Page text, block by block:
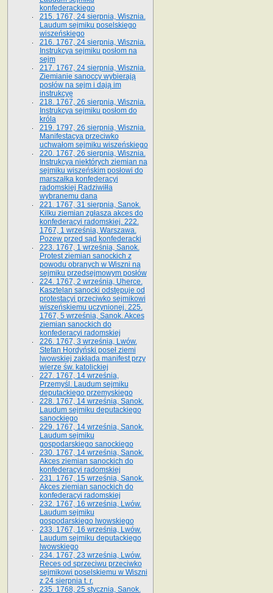
konfederackiego
215. 1767, 24 sierpnia, Wisznia.
Laudum sejmiku poselskiego
wiszeńskiego
216. 1767, 24 sierpnia, Wisznia.
Instrukcya sejmiku posłom na
sejm
217. 1767, 24 sierpnia, Wisznia.
Ziemianie sanoccy wybierają
posłów na sejm i dają im
instrukcyę
218. 1767, 26 sierpnia, Wisznia.
Instrukcya sejmiku posłom do
króla
219. 1797, 26 sierpnia, Wisznia.
Manifestacya przeciwko
uchwałom sejmiku wiszeńskiego
220. 1767, 26 sierpnia, Wisznia.
Instrukcya niektórych ziemian na
sejmiku wiszeńskim posłowi do
marszałka konfe­deracyi
radomskiej Radziwiłła
wybranemu dana
221. 1767, 31 sierpnia, Sanok.
Kilku ziemian zgłasza akces do
konfederacyi radomskiej. 222.
1767, 1 września, Warszawa.
Pozew przed sąd konfederacki
223. 1767, 1 września, Sanok.
Protest ziemian sanockich z
powodu obranych w Wiszni na
sejmiku przedsejmo­wym posłów
224. 1767, 2 września, Uherce.
Kasztelan sanocki odstępuje od
protestacyi przeciwko sejmikowi
wiszeńskiemu uczynionej. 225.
1767, 5 września, Sanok. Akces
ziemian sanockich do
konfederacyi radomskiej
226. 1767, 3 września, Lwów.
Stefan Hordyński poseł ziemi
lwowskiej zakłada manifest przy
wierze św. ka­tolickiej
227. 1767, 14 września,
Przemyśl. Laudum sejmiku
deputackiego przemyskiego
228. 1767, 14 września, Sanok.
Laudum sejmiku deputackiego
sanockiego
229. 1767, 14 września, Sanok.
Laudum sejmiku
gospodarskiego sanockiego
230. 1767, 14 września, Sanok.
Akces ziemian sanockich do
konfederacyi radomskiej
231. 1767, 15 września, Sanok.
Akces ziemian sanockich do
konfederacyi radomskiej
232. 1767, 16 września, Lwów.
Laudum sejmiku
gospodarskiego lwowskiego
233. 1767, 16 września, Lwów.
Laudum sejmiku deputackiego
lwowskiego
234. 1767, 23 września, Lwów.
Reces od sprzeciwu przeciwko
sejmikowi poselskiemu w Wiszni
z 24 sierpnia t. r.
235. 1768, 25 stycznia, Sanok.